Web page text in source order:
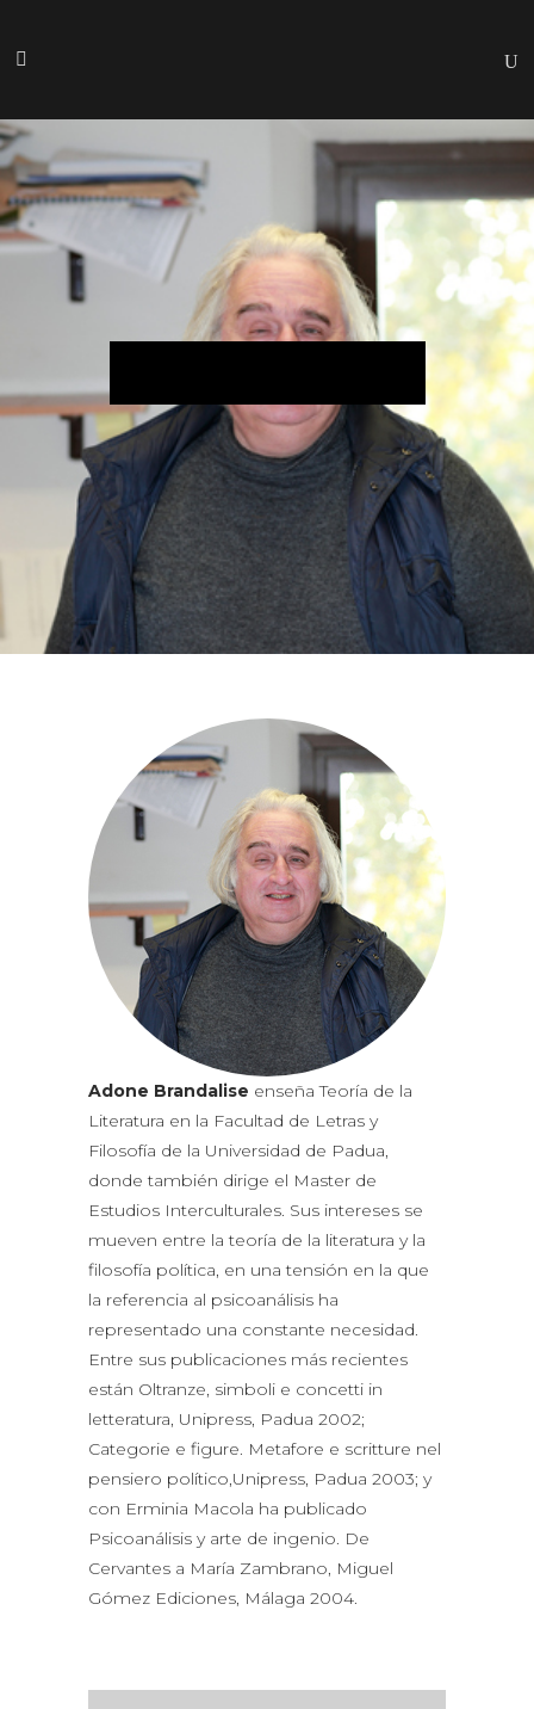
Adone Brandalise enseña Teoría de la
Literatura en la Facultad de Letras y
Filosofía de la Universidad de Padua,
donde también dirige el Master de
Estudios Interculturales. Sus intereses se
mueven entre la teoría de la literatura y la
filosofía política, en una tensión en la que
la referencia al psicoanálisis ha
representado una constante necesidad.
Entre sus publicaciones más recientes
están Oltranze, simboli e concetti in
letteratura, Unipress, Padua 2002;
Categorie e figure. Metafore e scritture nel
pensiero político,Unipress, Padua 2003; y
con Erminia Macola ha publicado
Psicoanálisis y arte de ingenio. De
Cervantes a María Zambrano, Miguel
Gómez Ediciones, Málaga 2004.